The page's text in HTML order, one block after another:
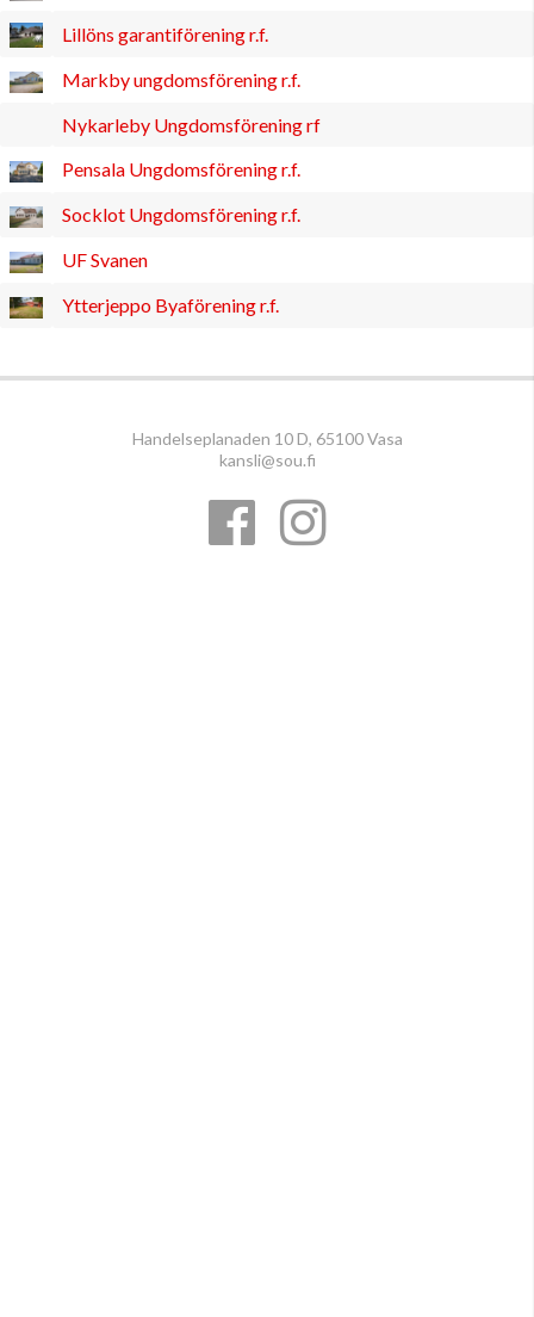
Lillöns garantiförening r.f.
Markby ungdomsförening r.f.
Nykarleby Ungdomsförening rf
Pensala Ungdomsförening r.f.
Socklot Ungdomsförening r.f.
UF Svanen
Ytterjeppo Byaförening r.f.
Handelseplanaden 10 D, 65100 Vasa
kansli@sou.fi